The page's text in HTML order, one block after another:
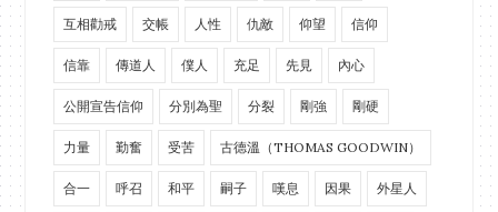
互相勸戒 交帳 人性 仇敵 仰望 信仰
信靠 傳道人 僕人 充足 先見 內心
公開宣告信仰 分別為聖 分裂 剛強 剛硬
力量 勤奮 受苦 古德溫（THOMAS GOODWIN）
合一 呼召 和平 嗣子 嘆息 因果 外星人